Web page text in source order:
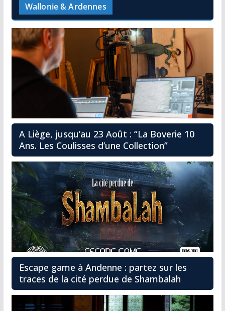
Wallonie & Ardennes
A Liège, jusqu’au 23 Août : “La Boverie 10
Ans. Les Coulisses d’une Collection”
Escape game à Andenne : partez sur les
traces de la cité perdue de Shambalah